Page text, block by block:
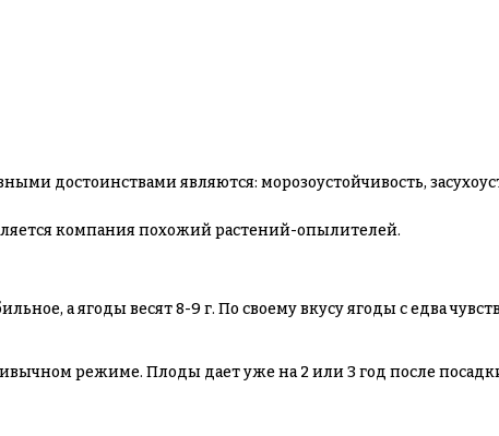
достоинствами являются: морозоустойчивость,
компания похожий растений-опылителей.
а ягоды весят 8-9 г. По своему вкусу ягоды с едва
режиме. Плоды дает уже на 2 или 3 год после